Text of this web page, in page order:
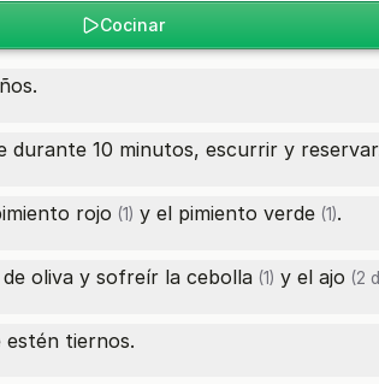
Cocinar
durante 10 minutos, escurrir y
rojo (1) y el pimiento verde (1).
oliva y sofreír la cebolla (1) y el ajo (2
estén tiernos.